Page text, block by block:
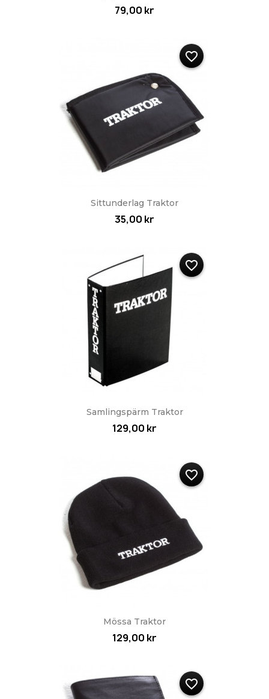
79,00 kr
Sittunderlag Traktor
35,00 kr
favorite_border
Samlingspärm Traktor
129,00 kr
favorite_border
Mössa Traktor
129,00 kr
favorite_border
favorite_border